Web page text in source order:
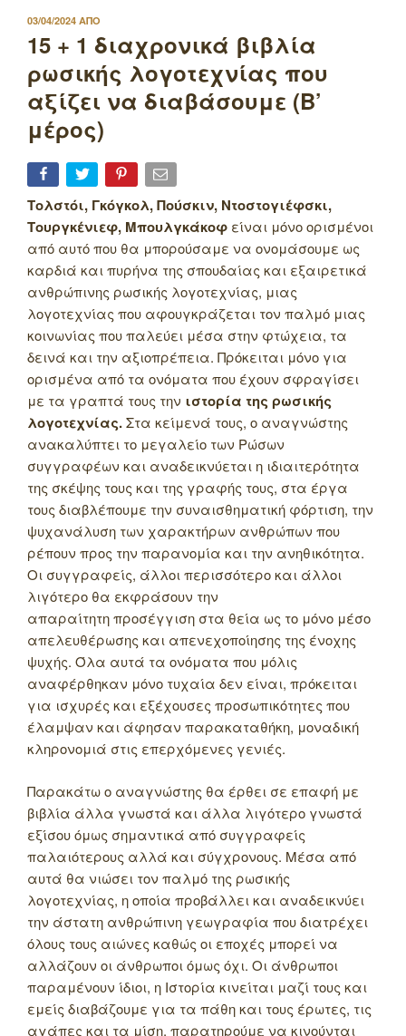
ΔΗΜΟΣΙΕΥΤΗΚΕ
ΣΤΙΣ
03/04/2024 ΑΠΟ
15 + 1 διαχρονικά βιβλία
ρωσικής λογοτεχνίας που
αξίζει να διαβάσουμε (Β’
μέρος)
Τολστόι, Γκόγκολ, Πούσκιν, Ντοστογιέφσκι,
Τουργκένιεφ, Μπουλγκάκοφ είναι μόνο ορισμένοι
από αυτό που θα μπορούσαμε να ονομάσουμε ως
καρδιά και πυρήνα της σπουδαίας και εξαιρετικά
ανθρώπινης ρωσικής λογοτεχνίας, μιας
λογοτεχνίας που αφουγκράζεται τον παλμό μιας
κοινωνίας που παλεύει μέσα στην φτώχεια, τα
δεινά και την αξιοπρέπεια. Πρόκειται μόνο για
ορισμένα από τα ονόματα που έχουν σφραγίσει
με τα γραπτά τους την ιστορία της ρωσικής
λογοτεχνίας.Στα κείμενά τους, ο αναγνώστης
ανακαλύπτει το μεγαλείο των Ρώσων
συγγραφέων και αναδεικνύεται η ιδιαιτερότητα
της σκέψης τους και της γραφής τους, στα έργα
τους διαβλέπουμε την συναισθηματική φόρτιση, την
ψυχανάλυση των χαρακτήρων ανθρώπων που
ρέπουν προς την παρανομία και την ανηθικότητα.
Οι συγγραφείς, άλλοι περισσότερο και άλλοι
λιγότερο θα εκφράσουν την
απαραίτητη προσέγγιση στα θεία ως το μόνο μέσο
απελευθέρωσης και απενεχοποίησης της ένοχης
ψυχής. Όλα αυτά τα ονόματα που μόλις
αναφέρθηκαν μόνο τυχαία δεν είναι, πρόκειται
για ισχυρές και εξέχουσες προσωπικότητες που
έλαμψαν και άφησαν παρακαταθήκη, μοναδική
κληρονομιά στις επερχόμενες γενιές.
Παρακάτω ο αναγνώστης θα έρθει σε επαφή με
βιβλία άλλα γνωστά και άλλα λιγότερο γνωστά
εξίσου όμως σημαντικά από συγγραφείς
παλαιότερους αλλά και σύγχρονους. Μέσα από
αυτά θα νιώσει τον παλμό της ρωσικής
λογοτεχνίας, η οποία προβάλλει και αναδεικνύει
την άστατη ανθρώπινη γεωγραφία που διατρέχει
όλους τους αιώνες καθώς οι εποχές μπορεί να
αλλάζουν οι άνθρωποι όμως όχι. Οι άνθρωποι
παραμένουν ίδιοι, η Ιστορία κινείται μαζί τους και
εμείς διαβάζουμε για τα πάθη και τους έρωτες, τις
αγάπες και τα μίση, παρατηρούμε να κινούνται